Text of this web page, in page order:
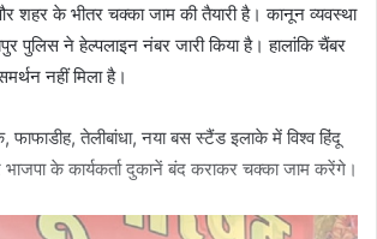
शहर के भीतर चक्का जाम की तैयारी है। कानून व्यवस्था
पुलिस ने हेल्पलाइन नंबर जारी किया है। हालांकि चैंबर
नहीं मिला है।
तेलीबांधा, नया बस स्टैंड इलाके में विश्व हिंदू
के कार्यकर्ता दुकानें बंद कराकर चक्का जाम करेंगे।